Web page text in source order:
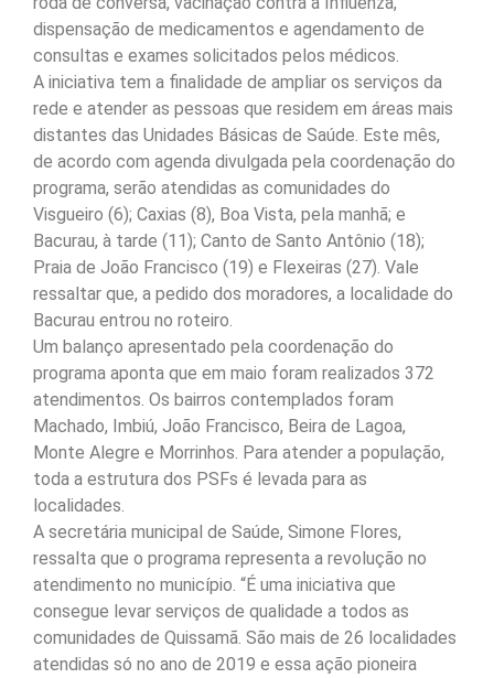
dispensação de medicamentos e agendamento de
consultas e exames solicitados pelos médicos.
A iniciativa tem a finalidade de ampliar os serviços da
rede e atender as pessoas que residem em áreas mais
distantes das Unidades Básicas de Saúde. Este mês,
de acordo com agenda divulgada pela coordenação do
programa, serão atendidas as comunidades do
Visgueiro (6); Caxias (8), Boa Vista, pela manhã; e
Bacurau, à tarde (11); Canto de Santo Antônio (18);
Praia de João Francisco (19) e Flexeiras (27). Vale
ressaltar que, a pedido dos moradores, a localidade do
Bacurau entrou no roteiro.
Um balanço apresentado pela coordenação do
programa aponta que em maio foram realizados 372
atendimentos. Os bairros contemplados foram
Machado, Imbiú, João Francisco, Beira de Lagoa,
Monte Alegre e Morrinhos. Para atender a população,
toda a estrutura dos PSFs é levada para as
localidades.
A secretária municipal de Saúde, Simone Flores,
ressalta que o programa representa a revolução no
atendimento no município. “É uma iniciativa que
consegue levar serviços de qualidade a todos as
comunidades de Quissamã. São mais de 26 localidades
atendidas só no ano de 2019 e essa ação pioneira